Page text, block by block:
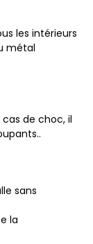
les intérieurs
métal
de choc, il
sans
la